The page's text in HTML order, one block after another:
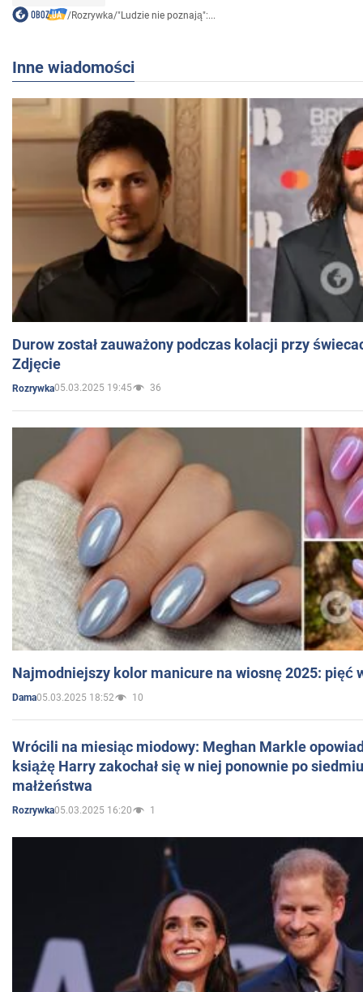
/Rozrywka/"Ludzie nie poznają":...
Inne wiadomości
Durow został zauważony podczas kolacji przy
Zdjęcie
Rozrywka05.03.2025 19:45 36
Najmodniejszy kolor manicure na wiosnę 2025: pięć
Dama05.03.2025 18:52 10
Wrócili na miesiąc miodowy: Meghan Markle
książę Harry zakochał się w niej ponownie po
małżeństwa
Rozrywka05.03.2025 16:20 1